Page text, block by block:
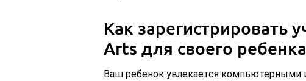
Как зарегистрировать
Arts для своего ребенка
Ваш ребенок увлекается компьютерными